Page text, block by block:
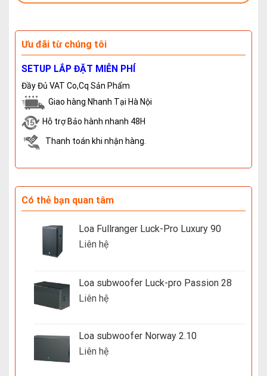
Ưu đãi từ chúng tôi
SETUP LẮP ĐẶT MIỄN PHÍ
Đầy Đủ VAT Co,Cq Sản Phẩm
Giao hàng Nhanh Tại Hà Nội
Hỗ trợ Bảo hành nhanh 48H
Thanh toán khi nhận hàng.
Có thẻ bạn quan tâm
Loa Fullranger Luck-Pro Luxury 90
Liên hệ
Loa subwoofer Luck-pro Passion 28
Liên hệ
Loa subwoofer Norway 2.10
Liên hệ